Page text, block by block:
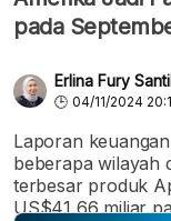
pada
Erlina Fury
04/11/2024
Laporan
beberapa wilayah
terbesar produk
US$41,66 miliar